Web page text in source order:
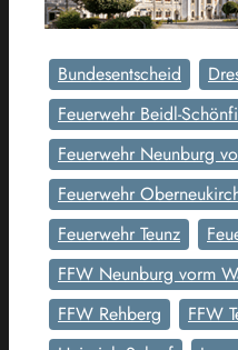
Bundesentscheid
Feuerwehr Beidl-
Feuerwehr Neunburg
Feuerwehr
Feuerwehr Teunz
FFW Neunburg vorm
FFW Rehberg
FFW